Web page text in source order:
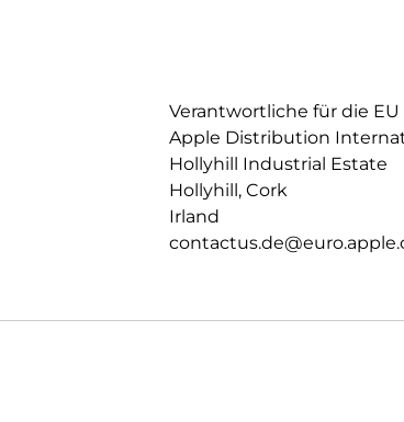
Verantwortliche für die EU
Apple Distribution
Hollyhill Industrial Estate
Hollyhill, Cork
Irland